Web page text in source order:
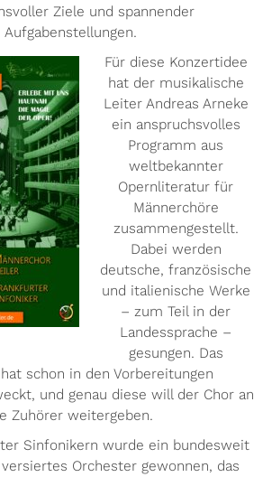
Ziele und spannender
Aufgabenstellungen.
Für diese Konzertidee
hat der musikalische
Leiter Andreas Arneke
ein anspruchsvolles
Programm aus
weltbekannter
Opernliteratur für
Männerchöre
zusammengestellt.
Dabei werden
deutsche, französische
und italienische Werke
– zum Teil in der
Landessprache –
gesungen. Das
schon in den Vorbereitungen
und genau diese will der Chor an
Zuhörer weitergeben.
Sinfonikern wurde ein bundesweit
Orchester gewonnen, das